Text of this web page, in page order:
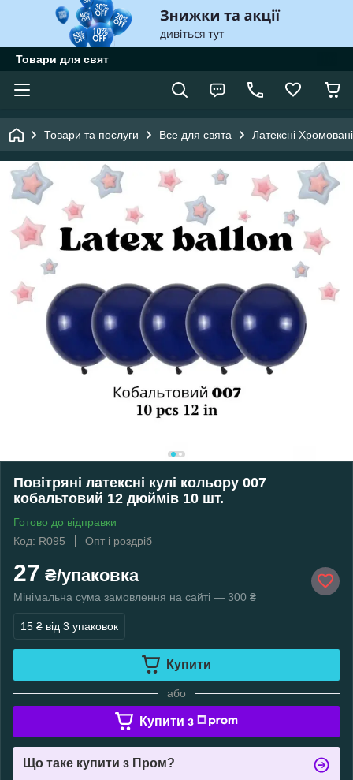
Товари для свят
Товари та послуги Все для свята Латексні Хромовані
Повітряні латексні кулі кольору 007
кобальтовий 12 дюймів 10 шт.
Готово до відправки
Код: R095
Опт і роздріб
27 ₴/упаковка
Мінімальна сума замовлення на сайті — 300 ₴
15 ₴ від 3 упаковок
Купити
або
Купити з
Що таке купити з Пром?